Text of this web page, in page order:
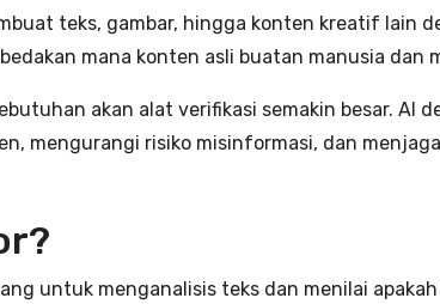
teks, gambar, hingga konten kreatif lain
mana konten asli buatan manusia dan
akan alat verifikasi semakin besar. AI
mengurangi risiko misinformasi, dan
untuk menganalisis teks dan menilai